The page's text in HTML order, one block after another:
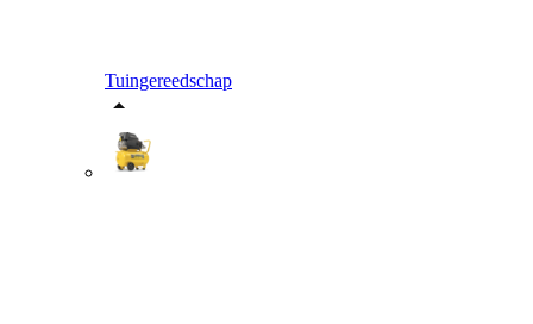
Tuingereedschap